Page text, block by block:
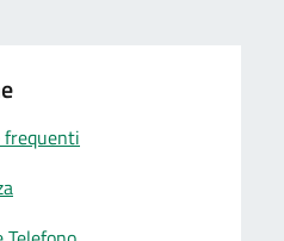
frequenti